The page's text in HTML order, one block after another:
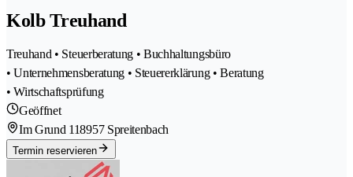
Kolb Treuhand
Treuhand • Steuerberatung • Buchhaltungsbüro
• Unternehmensberatung • Steuererklärung • Beratung
• Wirtschaftsprüfung
Geöffnet
Im Grund 118957 Spreitenbach
Termin reservieren